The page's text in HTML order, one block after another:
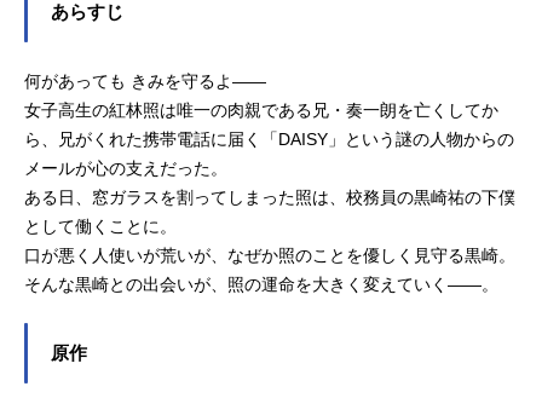
あらすじ
何があっても きみを守るよ――
女子高生の紅林照は唯一の肉親である兄・奏一朗を亡くしてか
ら、兄がくれた携帯電話に届く「DAISY」という謎の人物からの
メールが心の支えだった。
ある日、窓ガラスを割ってしまった照は、校務員の黒崎祐の下僕
として働くことに。
口が悪く人使いが荒いが、なぜか照のことを優しく見守る黒崎。
そんな黒崎との出会いが、照の運命を大きく変えていく――。
原作